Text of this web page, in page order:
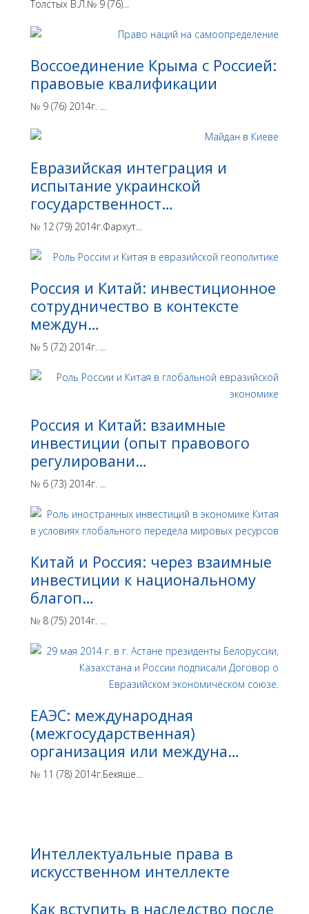
Толстых В.Л.№ 9 (76)...
Воссоединение Крыма с Россией:
правовые квалификации
№ 9 (76) 2014г. ...
Евразийская интеграция и
испытание украинской
государственност…
№ 12 (79) 2014г.Фархут...
Россия и Китай: инвестиционное
сотрудничество в контексте
междун…
№ 5 (72) 2014г. ...
Россия и Китай: взаимные
инвестиции (опыт правового
регулировани…
№ 6 (73) 2014г. ...
Китай и Россия: через взаимные
инвестиции к национальному
благоп…
№ 8 (75) 2014г. ...
ЕАЭС: международная
(межгосударственная)
организация или междуна…
№ 11 (78) 2014г.Бекяше...
Интеллектуальные права в
искусственном интеллекте
Как вступить в наследство после